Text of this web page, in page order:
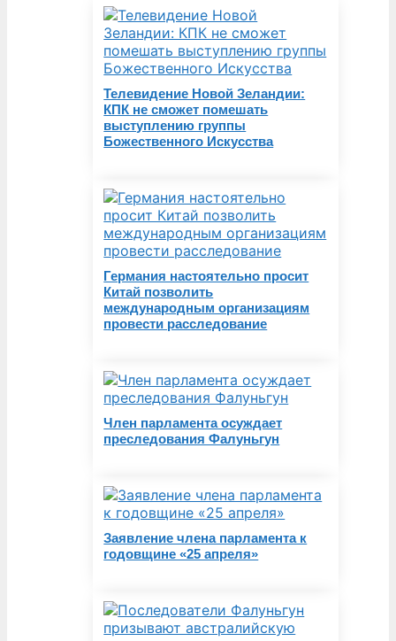
Телевидение Новой Зеландии:
КПК не сможет помешать
выступлению группы
Божественного Искусства
Германия настоятельно просит
Китай позволить
международным организациям
провести расследование
Член парламента осуждает
преследования Фалуньгун
Заявление члена парламента к
годовщине «25 апреля»